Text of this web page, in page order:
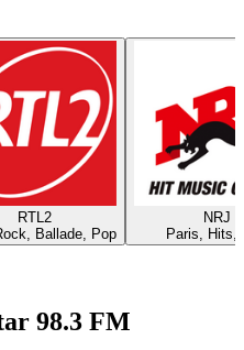
RTL2
Ballade, Pop
NRJ
Paris, Hits,
98.3 FM